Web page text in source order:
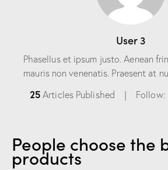
User 3
Phasellus et ipsum justo. Aenean
mauris non venenatis. Praesent at
25 Articles Published Follow:
People choose the
products